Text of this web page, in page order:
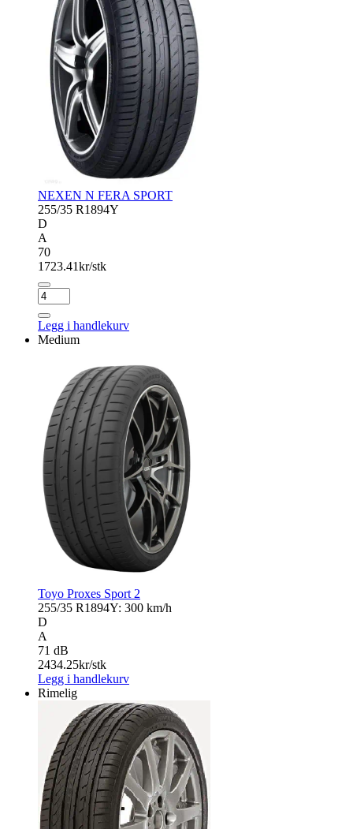
NEXEN N FERA SPORT
255/35 R1894Y
D
A
70
1723.41kr/stk
NEXEN
N
FERA
SPORT
Legg i handlekurv
Medium
Toyo Proxes Sport 2
255/35 R1894Y: 300 km/h
D
A
71 dB
2434.25kr/stk
Legg i handlekurv
Rimelig